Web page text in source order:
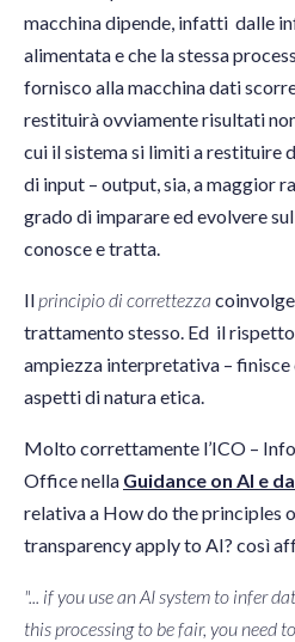
macchina dipende, infatti dalle
alimentata e che la stessa
fornisco alla macchina dati
restituirà ovviamente risultati
cui il sistema si limiti a restituire
di input – output, sia, a maggior
grado di imparare ed evolvere
conosce e tratta.
Il principio di correttezza
trattamento stesso. Ed il
ampiezza interpretativa –
aspetti di natura etica.
Molto correttamente l’ICO –
Office nella Guidance on AI e
relativa a How do the principles
transparency apply to AI? così
"... if you use an AI system to infer
this processing to be fair, you need